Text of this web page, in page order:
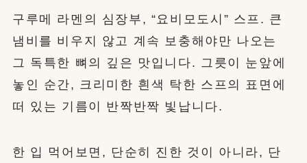
구루메 라멘의 심장부, “요비모도시” 스프. 큰
냄비를 비우지 않고 계속 보충해야만 나오는
그 독특한 뼈의 깊은 맛입니다. 그릇이 눈앞에
놓인 순간, 크리미한 흰색 탁한 스프의 표면에
떠 있는 기름이 반짝반짝 빛납니다.
한 입 먹어보면, 단순히 진한 것이 아니라, 단